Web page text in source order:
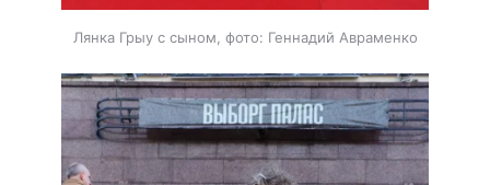
Лянка Грыу с сыном, фото: Геннадий Авраменко